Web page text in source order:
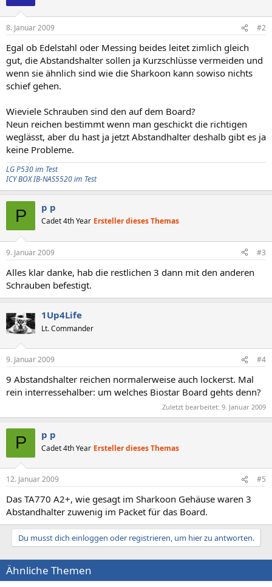
8. Januar 2009 #2
Egal ob Edelstahl oder Messing beides leitet zimlich gleich
gut, die Abstandshalter sollen ja Kurzschlüsse vermeiden und
wenn sie ähnlich sind wie die Sharkoon kann sowiso nichts
schief gehen.
Wieviele Schrauben sind den auf dem Board?
Neun reichen bestimmt wenn man geschickt die richtigen
weglässt, aber du hast ja jetzt Abstandhalter deshalb gibt es ja
keine Probleme.
LG P530 im Test
ICY BOX IB-NAS5520 im Test
P p p
Cadet 4th Year Ersteller dieses Themas
9. Januar 2009 #3
Alles klar danke, hab die restlichen 3 dann mit den anderen
Schrauben befestigt.
1Up4Life
Lt. Commander
9. Januar 2009 #4
9 Abstandshalter reichen normalerweise auch lockerst. Mal
rein interressehalber: um welches Biostar Board gehts denn?
Zuletzt bearbeitet: 9. Januar 2009
P p p
Cadet 4th Year Ersteller dieses Themas
12. Januar 2009 #5
Das TA770 A2+, wie gesagt im Sharkoon Gehäuse waren 3
Abstandhalter zuwenig im Packet für das Board.
Du musst dich einloggen oder registrieren, um hier zu antworten.
Ähnliche Themen